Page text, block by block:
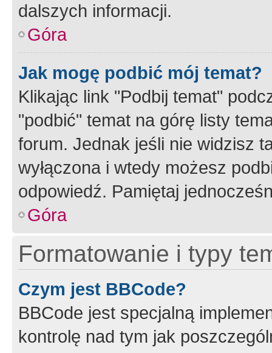
dalszych informacji.
Góra
Jak mogę podbić mój temat?
Klikając link "Podbij temat"
"podbić" temat na górę listy
forum. Jednak jeśli nie widzisz
wyłączona i wtedy możesz
odpowiedź. Pamiętaj
Góra
Formatowanie i typy
Czym jest BBCode?
BBCode jest specjalną
kontrolę nad tym jak